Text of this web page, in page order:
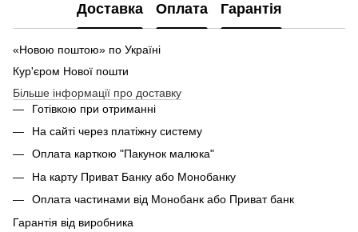
Доставка Оплата Гарантія
«Новою поштою» по Україні
Кур'єром Нової пошти
Більше інформації про доставку
Готівкою при отриманні
На сайті через платіжну систему
Оплата карткою "Пакунок малюка"
На карту Приват Банку або Монобанку
Оплата частинами від Монобанк або Приват банк
Гарантія від виробника